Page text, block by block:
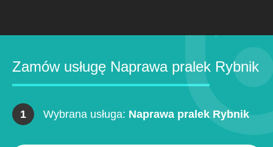
Zamów usługę Naprawa pralek Rybnik
1 Wybrana usługa: Naprawa pralek Rybnik